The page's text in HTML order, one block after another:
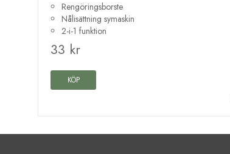
Rengöringsborste
Nålisättning symaskin
2-i-1 funktion
33 kr
KÖP